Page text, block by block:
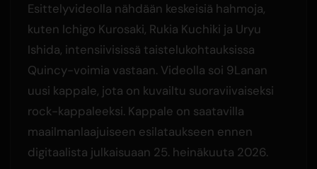
Esittelyvideolla nähdään keskeisiä hahmoja,
kuten Ichigo Kurosaki, Rukia Kuchiki ja Uryu
Ishida, intensiivisissä taistelukohtauksissa
Quincy-voimia vastaan. Videolla soi 9Lanan
uusi kappale, jota on kuvailtu suoraviivaiseksi
rock-kappaleeksi. Kappale on saatavilla
maailmanlaajuiseen esilataukseen ennen
digitaalista julkaisuaan 25. heinäkuuta 2026.